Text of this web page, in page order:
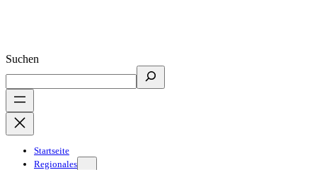
Suchen
Startseite
Regionales